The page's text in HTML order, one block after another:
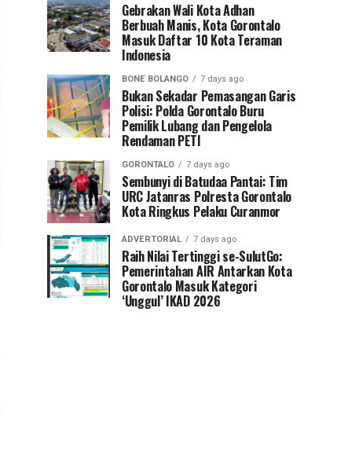
Gebrakan Wali Kota Adhan
Berbuah Manis, Kota Gorontalo
Masuk Daftar 10 Kota Teraman
Indonesia
BONE BOLANGO 7 days ago
Bukan Sekadar Pemasangan Garis
Polisi: Polda Gorontalo Buru
Pemilik Lubang dan Pengelola
Rendaman PETI
GORONTALO 7 days ago
Sembunyi di Batudaa Pantai: Tim
URC Jatanras Polresta Gorontalo
Kota Ringkus Pelaku Curanmor
ADVERTORIAL 7 days ago
Raih Nilai Tertinggi se-SulutGo:
Pemerintahan AIR Antarkan Kota
Gorontalo Masuk Kategori
‘Unggul’ IKAD 2026